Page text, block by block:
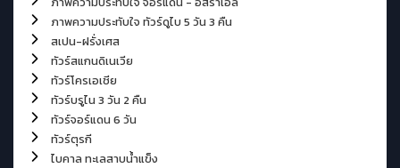
ภาพความประทับใจ ทัวร์ดูไบ 5 วัน 3 คืน
สเปน-ฝรั่งเศส
ทัวร์สแกนดิเนเวีย
ทัวร์โครเอเชีย
ทัวร์บรูไน 3 วัน 2 คืน
ทัวร์จอร์แดน 6 วัน
ทัวร์ตุรกี
ไบคาล ทะเลสาบน้ำแข็ง